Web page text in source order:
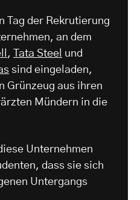
Tag der Rekrutierung
an dem
, Tata Steel und
sind eingeladen,
Grünzeug aus ihren
Mündern in die
Unternehmen
dass sie sich
Untergangs